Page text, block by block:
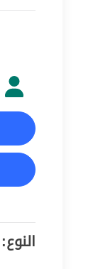
النوع: